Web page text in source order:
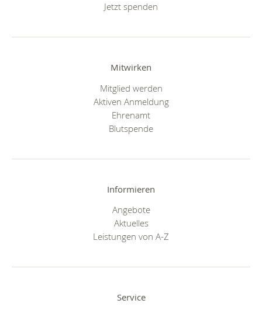
Jetzt spenden
Mitwirken
Mitglied werden
Aktiven Anmeldung
Ehrenamt
Blutspende
Informieren
Angebote
Aktuelles
Leistungen von A-Z
Service